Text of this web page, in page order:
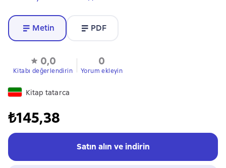
Metin PDF
0,0
Kitabı değerlendirin
0
Yorum ekleyin
Kitap tatarca
₺145,38
Satın alın ve indirin